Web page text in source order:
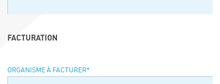
FACTURATION
ORGANISME À FACTURER*